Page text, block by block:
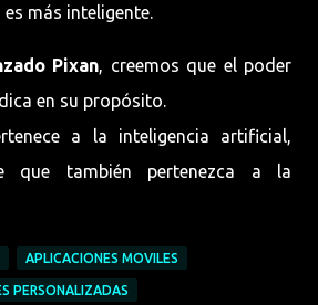
más inteligente.
Pixan , creemos que el poder
en su propósito.
a la inteligencia artificial,
que también pertenezca a la
APLICACIONES MOVILES
PERSONALIZADAS